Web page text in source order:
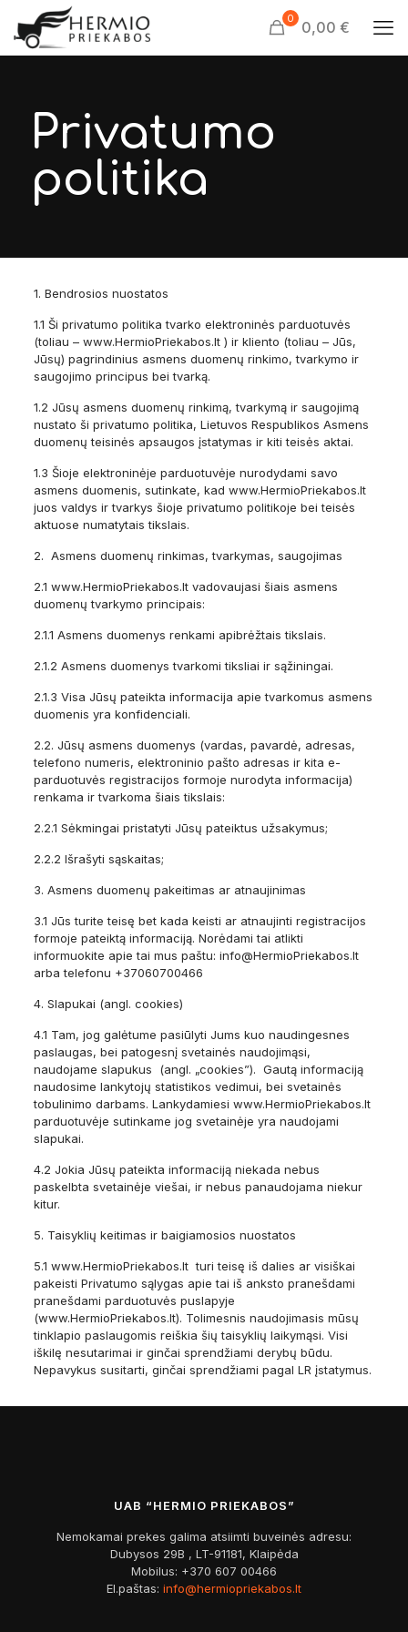
0 0,00 €
Privatumo
politika
1. Bendrosios nuostatos
1.1 Ši privatumo politika tvarko elektroninės parduotuvės
(toliau – www.HermioPriekabos.lt ) ir kliento (toliau – Jūs,
Jūsų) pagrindinius asmens duomenų rinkimo, tvarkymo ir
saugojimo principus bei tvarką.
1.2 Jūsų asmens duomenų rinkimą, tvarkymą ir saugojimą
nustato ši privatumo politika, Lietuvos Respublikos Asmens
duomenų teisinės apsaugos įstatymas ir kiti teisės aktai.
1.3 Šioje elektroninėje parduotuvėje nurodydami savo
asmens duomenis, sutinkate, kad www.HermioPriekabos.lt
juos valdys ir tvarkys šioje privatumo politikoje bei teisės
aktuose numatytais tikslais.
2. Asmens duomenų rinkimas, tvarkymas, saugojimas
2.1 www.HermioPriekabos.lt vadovaujasi šiais asmens
duomenų tvarkymo principais:
2.1.1 Asmens duomenys renkami apibrėžtais tikslais.
2.1.2 Asmens duomenys tvarkomi tiksliai ir sąžiningai.
2.1.3 Visa Jūsų pateikta informacija apie tvarkomus asmens
duomenis yra konfidenciali.
2.2. Jūsų asmens duomenys (vardas, pavardė, adresas,
telefono numeris, elektroninio pašto adresas ir kita e-
parduotuvės registracijos formoje nurodyta informacija)
renkama ir tvarkoma šiais tikslais:
2.2.1 Sėkmingai pristatyti Jūsų pateiktus užsakymus;
2.2.2 Išrašyti sąskaitas;
3. Asmens duomenų pakeitimas ar atnaujinimas
3.1 Jūs turite teisę bet kada keisti ar atnaujinti registracijos
formoje pateiktą informaciją. Norėdami tai atlikti
informuokite apie tai mus paštu: info@HermioPriekabos.lt
arba telefonu +37060700466
4. Slapukai (angl. cookies)
4.1 Tam, jog galėtume pasiūlyti Jums kuo naudingesnes
paslaugas, bei patogesnį svetainės naudojimąsi,
naudojame slapukus (angl. „cookies”). Gautą informaciją
naudosime lankytojų statistikos vedimui, bei svetainės
tobulinimo darbams. Lankydamiesi www.HermioPriekabos.lt
parduotuvėje sutinkame jog svetainėje yra naudojami
slapukai.
4.2 Jokia Jūsų pateikta informaciją niekada nebus
paskelbta svetainėje viešai, ir nebus panaudojama niekur
kitur.
5. Taisyklių keitimas ir baigiamosios nuostatos
5.1 www.HermioPriekabos.lt turi teisę iš dalies ar visiškai
pakeisti Privatumo sąlygas apie tai iš anksto pranešdami
pranešdami parduotuvės puslapyje
(www.HermioPriekabos.lt). Tolimesnis naudojimasis mūsų
tinklapio paslaugomis reiškia šių taisyklių laikymąsi. Visi
iškilę nesutarimai ir ginčai sprendžiami derybų būdu.
Nepavykus susitarti, ginčai sprendžiami pagal LR įstatymus.
UAB “HERMIO PRIEKABOS”
Nemokamai prekes galima atsiimti buveinės adresu:
Dubysos 29B , LT-91181, Klaipėda
Mobilus: +370 607 00466
El.paštas: info@hermiopriekabos.lt